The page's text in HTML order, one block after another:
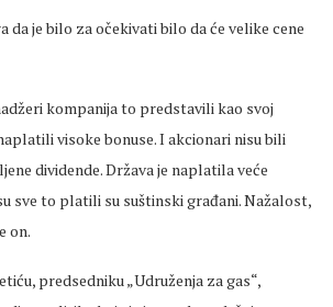
da je bilo za očekivati bilo da će velike cene
kompanija to predstavili kao svoj
visoke bonuse. I akcionari nisu bili
dividende. Država je naplatila veće
sve to platili su suštinski građani. Nažalost,
on.
predsedniku „Udruženja za gas“,